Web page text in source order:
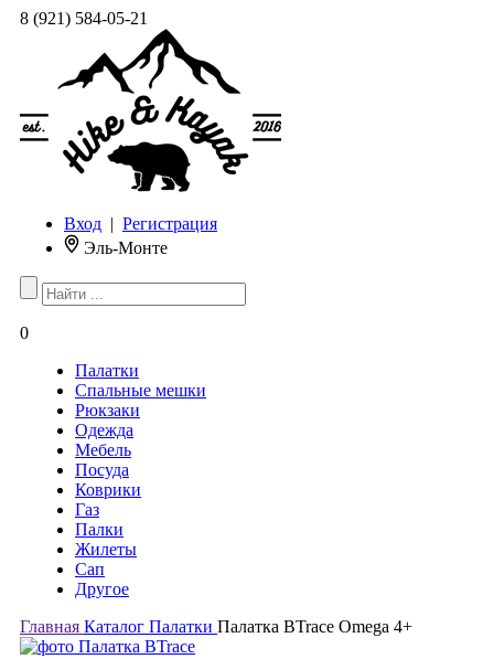
8 (921) 584-05-21
Вход | Регистрация
Эль-Монте
0
Палатки
Спальные мешки
Рюкзаки
Одежда
Мебель
Посуда
Коврики
Газ
Палки
Жилеты
Сап
Другое
Главная Каталог Палатки Палатка BTrace Omega 4+